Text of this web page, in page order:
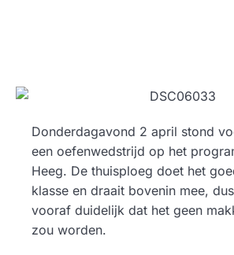
Donderdagavond 2 april stond
een oefenwedstrijd op het
Heeg. De thuisploeg doet het
klasse en draait bovenin mee,
vooraf duidelijk dat het geen
zou worden.